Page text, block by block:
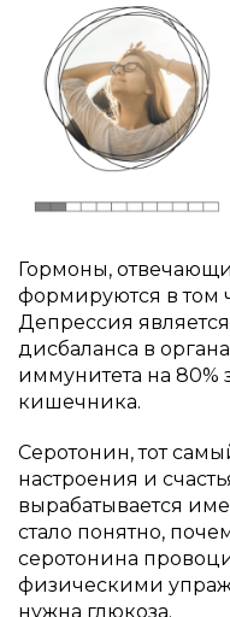
Гормоны,
формируются в том
Депрессия
дисбаланса в
иммунитета на 80%
кишечника.
Серотонин, тот
настроения и
вырабатывается
стало понятно,
серотонина
физическими
нужна глюкоза.